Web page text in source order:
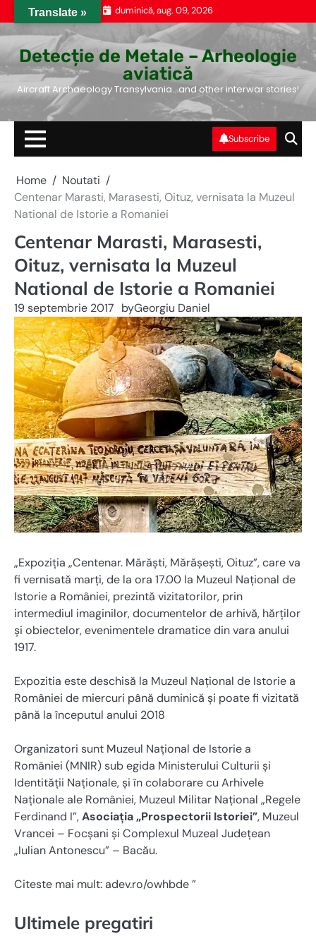
to
duminică, aug. 09, 2026
Detecție de Metale – Arheologie
aviatică
Aircraft Archaeology Transylvania…and other interwar stories!
Subscribe
Home
Noutati
Centenar Marasti, Marasesti, Oituz, vernisata la Muzeul
National de Istorie a Romaniei
Centenar Marasti, Marasesti,
Oituz, vernisata la Muzeul
National de Istorie a Romaniei
19 septembrie 2017 byGeorgiu Daniel
„Expoziţia „Centenar. Mărăşti, Mărăşeşti, Oituz”, care va
fi vernisată marţi, de la ora 17.00 la Muzeul Naţional de
Istorie a României, prezintă vizitatorilor, prin
intermediul imaginilor, documentelor de arhivă, hărţilor
şi obiectelor, evenimentele dramatice din vara anului
1917.
Expozitia este deschisă la Muzeul Naţional de Istorie a
României de miercuri până duminică şi poate fi vizitată
până la începutul anului 2018
Organizatori sunt Muzeul Naţional de Istorie a
României (MNIR) sub egida Ministerului Culturii şi
Identităţii Naţionale, şi în colaborare cu Arhivele
Naţionale ale României, Muzeul Militar Naţional „Regele
Ferdinand I”,Asociaţia „Prospectorii Istoriei”, Muzeul
Vrancei – Focşani şi Complexul Muzeal Judeţean
„Iulian Antonescu” – Bacău.
Citeste mai mult: adev.ro/owhbde ”
Ultimele pregatiri
Translate »